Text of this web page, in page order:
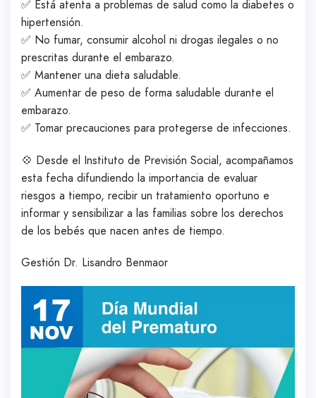
✅ Está atenta a problemas de salud como la diabetes o
hipertensión.
✅ No fumar, consumir alcohol ni drogas ilegales o no
prescritas durante el embarazo.
✅ Mantener una dieta saludable.
✅ Aumentar de peso de forma saludable durante el
embarazo.
✅ Tomar precauciones para protegerse de infecciones.
💠 Desde el Instituto de Previsión Social, acompañamos
esta fecha difundiendo la importancia de evaluar
riesgos a tiempo, recibir un tratamiento oportuno e
informar y sensibilizar a las familias sobre los derechos
de los bebés que nacen antes de tiempo.
Gestión Dr. Lisandro Benmaor